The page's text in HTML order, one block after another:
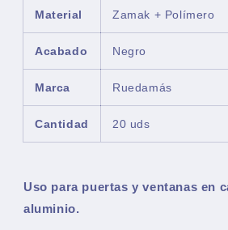
Material Zamak + Polímero
Acabado Negro
Marca Ruedamás
Cantidad 20 uds
Uso para puertas y ventanas en
aluminio.